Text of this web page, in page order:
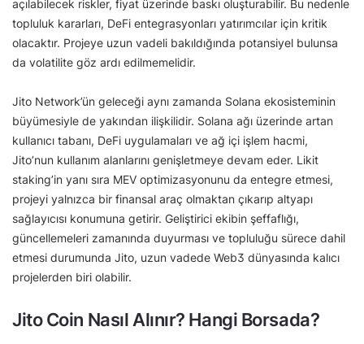
açılabilecek riskler, fiyat üzerinde baskı oluşturabilir. Bu nedenle
topluluk kararları, DeFi entegrasyonları yatırımcılar için kritik
olacaktır. Projeye uzun vadeli bakıldığında potansiyel bulunsa
da volatilite göz ardı edilmemelidir.
Jito Network’ün geleceği aynı zamanda Solana ekosisteminin
büyümesiyle de yakından ilişkilidir. Solana ağı üzerinde artan
kullanıcı tabanı, DeFi uygulamaları ve ağ içi işlem hacmi,
Jito’nun kullanım alanlarını genişletmeye devam eder. Likit
staking’in yanı sıra MEV optimizasyonunu da entegre etmesi,
projeyi yalnızca bir finansal araç olmaktan çıkarıp altyapı
sağlayıcısı konumuna getirir. Geliştirici ekibin şeffaflığı,
güncellemeleri zamanında duyurması ve topluluğu sürece dahil
etmesi durumunda Jito, uzun vadede Web3 dünyasında kalıcı
projelerden biri olabilir.
Jito Coin Nasıl Alınır? Hangi Borsada?